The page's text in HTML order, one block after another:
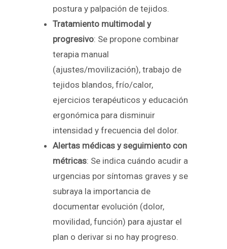
postura y palpación de tejidos.
Tratamiento multimodal y
progresivo: Se propone combinar
terapia manual
(ajustes/movilización), trabajo de
tejidos blandos, frío/calor,
ejercicios terapéuticos y educación
ergonómica para disminuir
intensidad y frecuencia del dolor.
Alertas médicas y seguimiento con
métricas: Se indica cuándo acudir a
urgencias por síntomas graves y se
subraya la importancia de
documentar evolución (dolor,
movilidad, función) para ajustar el
plan o derivar si no hay progreso.